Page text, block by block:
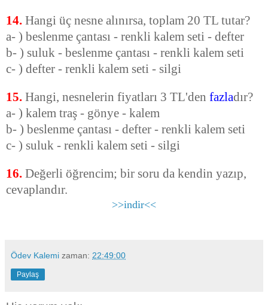
14. Hangi üç nesne alınırsa, toplam 20 TL tutar?
a- ) beslenme çantası - renkli kalem seti - defter
b- ) suluk - beslenme çantası - renkli kalem seti
c- ) defter - renkli kalem seti - silgi
15. Hangi, nesnelerin fiyatları 3 TL'den fazladır?
a- ) kalem traş - gönye - kalem
b- ) beslenme çantası - defter - renkli kalem seti
c- ) suluk - renkli kalem seti - silgi
16. Değerli öğrencim; bir soru da kendin yazıp,
cevaplandır.
>>indir<<
Ödev Kalemi zaman: 22:49:00
Paylaş